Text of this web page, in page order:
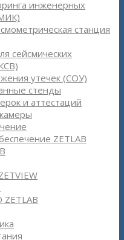
инженерных
станция
сейсмических
утечек (СОУ)
стенды
и аттестаций
ZETLAB